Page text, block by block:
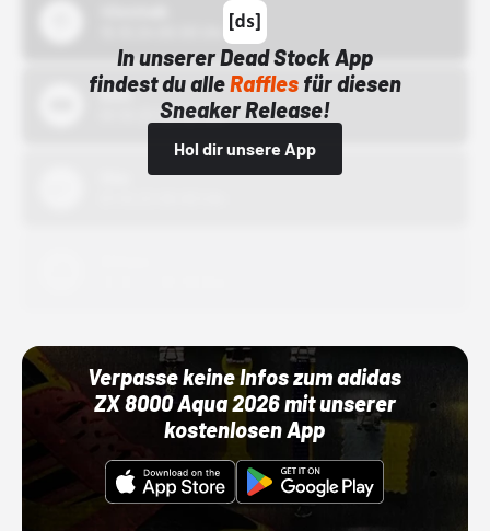
In unserer Dead Stock App
findest du alleRafflesfür diesen
Sneaker Release!
Hol dir unsere App
Bstn
01.10.22 00:00 Uhr
Verpasse keine Infos zum adidas
ZX 8000 Aqua 2026 mit unserer
kostenlosen App